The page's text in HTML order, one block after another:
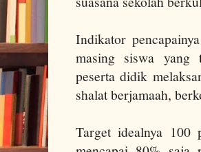
Indikator
masing siswa yang
peserta didik
shalat berjamaah,
Target idealnya 100